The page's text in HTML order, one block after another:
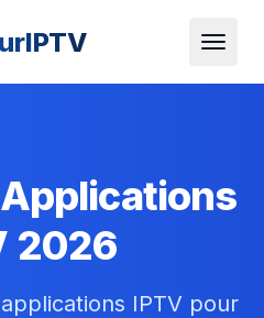
2026
IPTV pour